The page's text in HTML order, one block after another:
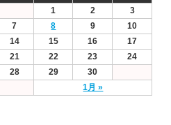
1月 »
1 2
3
7 8 9
10
14 15 16
17
21 22 23
24
28 29 30